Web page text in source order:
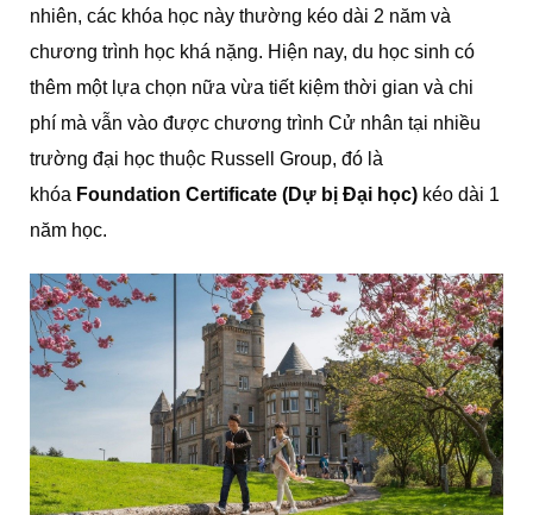
nhiên, các khóa học này thường kéo dài 2 năm và
chương trình học khá nặng. Hiện nay, du học sinh có
thêm một lựa chọn nữa vừa tiết kiệm thời gian và chi
phí mà vẫn vào được chương trình Cử nhân tại nhiều
trường đại học thuộc Russell Group, đó là
khóa Foundation Certificate (Dự bị Đại học) kéo dài 1
năm học.